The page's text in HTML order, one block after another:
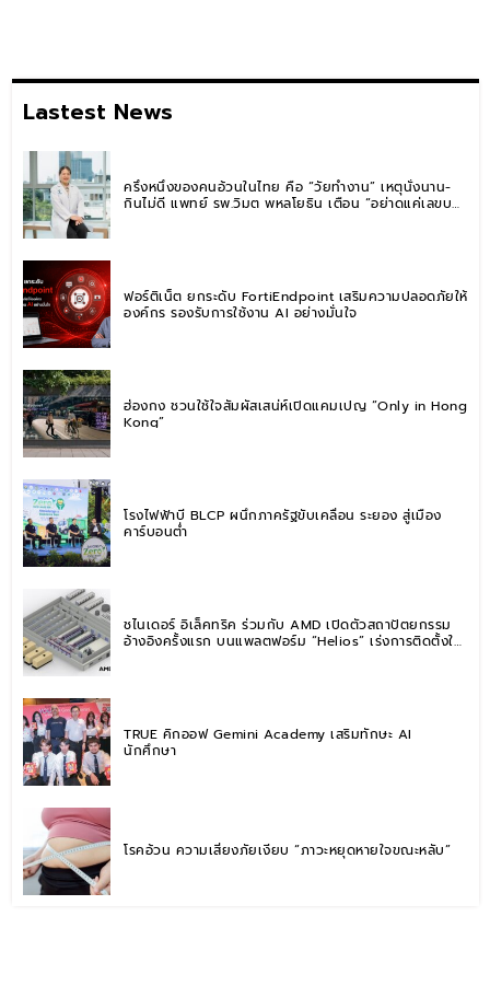
Lastest News
ครึ่งหนึ่งของคนอ้วนในไทย คือ “วัยทำงาน” เหตุนั่งนาน-
กินไม่ดี แพทย์ รพ.วิมุต พหลโยธิน เตือน “อย่าดูแค่เลขบน
ฟอร์ติเน็ต ยกระดับ FortiEndpoint เสริมความปลอดภัยให้
องค์กร รองรับการใช้งาน AI อย่างมั่นใจ
ฮ่องกง ชวนใช้ใจสัมผัสเสน่ห์เปิดแคมเปญ “Only in Hong
Kong”
โรงไฟฟ้าบี BLCP ผนึกภาครัฐขับเคลื่อน ระยอง สู่เมือง
คาร์บอนต่ำ
ชไนเดอร์ อิเล็คทริค ร่วมกับ AMD เปิดตัวสถาปัตยกรรม
อ้างอิงครั้งแรก บนแพลตฟอร์ม “Helios” เร่งการติดตั้งใช้
TRUE คิกออฟ Gemini Academy เสริมทักษะ AI
นักศึกษา
โรคอ้วน ความเสี่ยงภัยเงียบ “ภาวะหยุดหายใจขณะหลับ”